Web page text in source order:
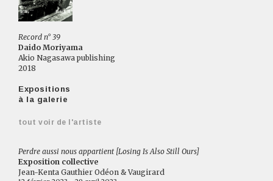
Record n° 39
Daido Moriyama
Akio Nagasawa publishing
2018
Expositions
à la galerie
tout voir de l'artiste
Perdre aussi nous appartient [Losing Is Also Still Ours]
Exposition collective
Jean-Kenta Gauthier Odéon & Vaugirard